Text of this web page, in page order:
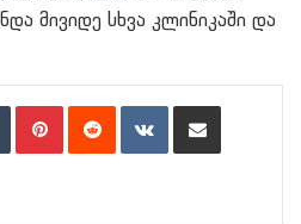
მივიდე სხვა კლინიკაში და
Tumblr PinterestReddit VKontakteShare via Email